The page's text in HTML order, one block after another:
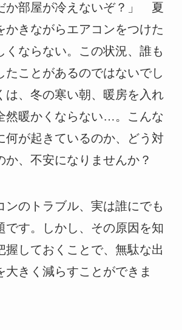
か部屋が冷えないぞ？」 夏
かきながらエアコンをつけた
くならない。この状況、誰も
たことがあるのではないでし
は、冬の寒い朝、暖房を入れ
然暖かくならない…。こんな
何が起きているのか、どう対
か、不安になりませんか？
ンのトラブル、実は誰にでも
です。しかし、その原因を知
握しておくことで、無駄な出
大きく減らすことができま